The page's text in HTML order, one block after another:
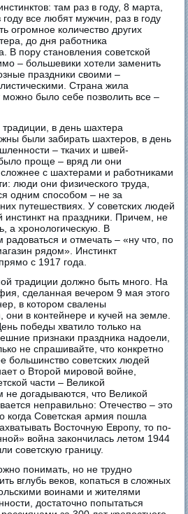
там раз в году, 8 марта,
все любят мужчин, раз в году
огромное количество других
до дня работника
В пору становления советской
– большевики хотели заменить
праздники своими –
Страна жила
можно было себе позволить все –
в день шахтера
были забирать шахтеров, в день
– ткачих и швей-
проще – вряд ли они
с шахтерами и работниками
люди они физического труда,
одним способом – не за
путешествиях. У советских людей
инстинкт на праздники. Причем, не
а хронологическую. В
и отмечать – «ну что, по
рядом». Инстинкт
с 1917 года.
традиции должно быть много. На
сделанная вечером 9 мая этого
в котором свалены
они в контейнере и кучей на земле.
победы хватило только на
признаки праздника надоели,
не спрашивайте, что конкретно
большинство советских людей
о Второй мировой войне,
части – Великой
не догадываются, что Великой
неправильно: Отечество – это
когда Советская армия пошла
Восточную Европу, то по-
война закончилась летом 1944
советскую границу.
понимать, но не трудно
вглубь веков, копаться в сложных
воинами и жителями
достаточно попытаться